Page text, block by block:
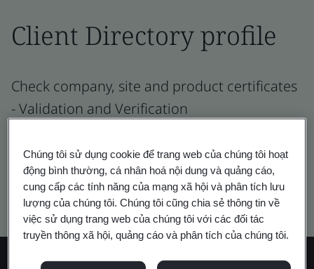
Client Directory profile
Check company, site and product certificates
- Validation and Verification
Kitemark advanced search
Chúng tôi sử dụng cookie để trang web của chúng tôi hoạt
động bình thường, cá nhân hoá nội dung và quảng cáo,
cung cấp các tính năng của mạng xã hội và phân tích lưu
lượng của chúng tôi. Chúng tôi cũng chia sẻ thông tin về
việc sử dụng trang web của chúng tôi với các đối tác
truyền thông xã hội, quảng cáo và phân tích của chúng tôi.